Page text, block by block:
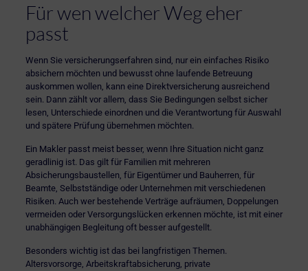
Für wen welcher Weg eher
passt
Wenn Sie versicherungserfahren sind, nur ein einfaches Risiko
absichern möchten und bewusst ohne laufende Betreuung
auskommen wollen, kann eine Direktversicherung ausreichend
sein. Dann zählt vor allem, dass Sie Bedingungen selbst sicher
lesen, Unterschiede einordnen und die Verantwortung für Auswahl
und spätere Prüfung übernehmen möchten.
Ein Makler passt meist besser, wenn Ihre Situation nicht ganz
geradlinig ist. Das gilt für Familien mit mehreren
Absicherungsbaustellen, für Eigentümer und Bauherren, für
Beamte, Selbstständige oder Unternehmen mit verschiedenen
Risiken. Auch wer bestehende Verträge aufräumen, Doppelungen
vermeiden oder Versorgungslücken erkennen möchte, ist mit einer
unabhängigen Begleitung oft besser aufgestellt.
Besonders wichtig ist das bei langfristigen Themen.
Altersvorsorge, Arbeitskraftabsicherung, private